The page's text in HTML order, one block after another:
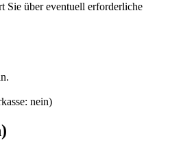
Sie über eventuell erforderliche
nein)